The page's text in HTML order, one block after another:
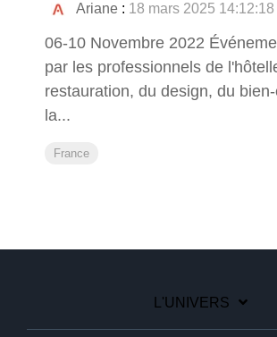
Ariane : 18 mars 2025 14:12:18
06-10 Novembre 2022
par les professionnels de
restauration, du design, du
la...
France
L'UNIVERS